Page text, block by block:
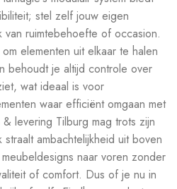
stel zelf jouw eigen
van ruimtebehoefte of occasion.
elementen uit elkaar te halen
behoudt je altijd controle over
wat ideaal is voor
waar efficiënt omgaan met
levering Tilburg mag trots zijn
ambachtelijkheid uit boven
naar voren zonder
of comfort. Dus of je nu in